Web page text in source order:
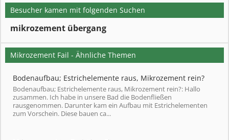
Besucher kamen mit folgenden Suchen
mikrozement übergang
Mikrozement Fail - Ähnliche Themen
Bodenaufbau; Estrichelemente raus, Mikrozement rein?
Bodenaufbau; Estrichelemente raus, Mikrozement rein?: Hallo
zusammen. Ich habe in unsere Bad die Bodenfließen
rausgenommen. Darunter kam ein Aufbau mit Estrichelementen
zum Vorschein. Diese bauen ca...